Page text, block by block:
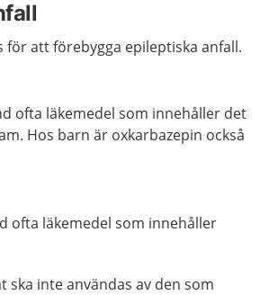
för att förebygga epileptiska anfall.
ofta läkemedel som innehåller det
Hos barn är oxkarbazepin också
ofta läkemedel som innehåller
ska inte användas av den som